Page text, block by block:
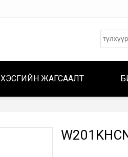
ХЭСГИЙН ЖАГСААЛТ